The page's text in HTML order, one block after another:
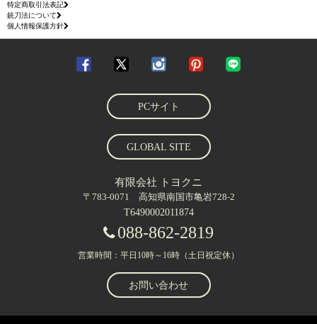
特定商取引法表記
銃刀法について
個人情報保護方針
PCサイト
GLOBAL SITE
有限会社 トヨクニ
〒783-0071 高知県南国市亀岩728-2
T6490002011874
088-862-2819
営業時間：平日10時～16時（土日祝定休）
お問い合わせ